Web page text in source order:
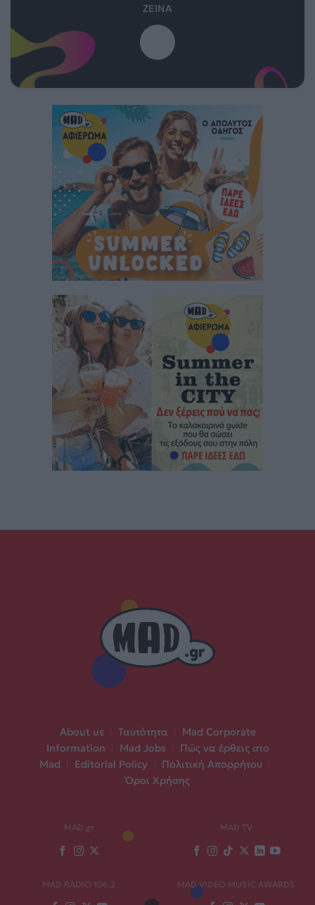
ZEINA
About us Ταυτότητα
Mad Corporate
Information
Mad Jobs
Πώς να έρθεις στο
Mad
Editorial Policy Πολιτική Απορρήτου
Όροι Χρήσης
MAD.gr MAD TV
MAD RADIO 106,2 MAD VIDEO MUSIC AWARDS